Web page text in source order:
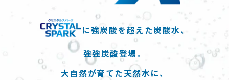
に強炭酸を超えた炭酸水、
強強炭酸登場。
大自然が育てた天然水に、